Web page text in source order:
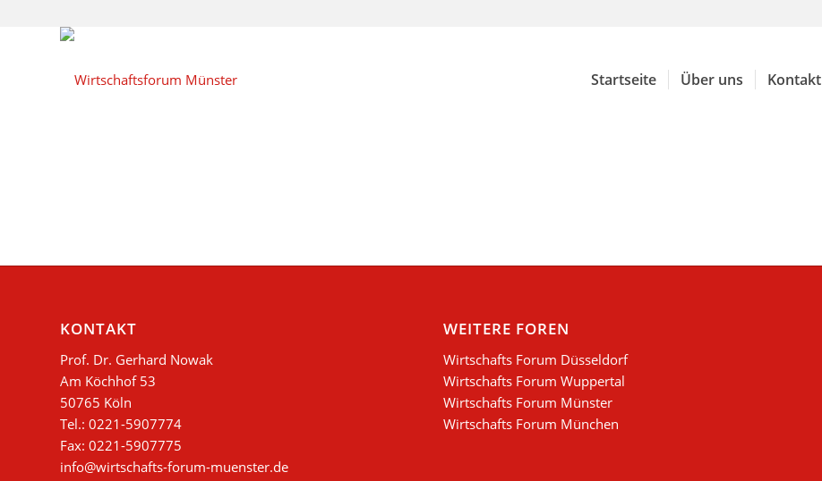
Startseite Über uns Kontakt
KONTAKT
Prof. Dr. Gerhard Nowak
Am Köchhof 53
50765 Köln
Tel.: 0221-5907774
Fax: 0221-5907775
info@wirtschafts-forum-muenster.de
WEITERE FOREN
Wirtschafts Forum Düsseldorf
Wirtschafts Forum Wuppertal
Wirtschafts Forum Münster
Wirtschafts Forum München